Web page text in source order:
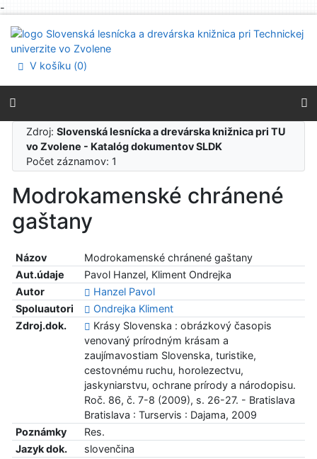
-
Prejsť na menu
Prehlásenie o webovej prístupnosti
V košíku (0)
Zdroj:Slovenská lesnícka a drevárska knižnica pri TU
vo Zvolene - Katalóg dokumentov SLDK
Počet záznamov: 1
Modrokamenské chránené
gaštany
Názov
Modrokamenské chránené gaštany
Aut.údaje
Pavol Hanzel, Kliment Ondrejka
Autor
Hanzel Pavol
Spoluautori
Ondrejka Kliment
Zdroj.dok.
Krásy Slovenska : obrázkový časopis
venovaný prírodným krásam a
zaujímavostiam Slovenska, turistike,
cestovnému ruchu, horolezectvu,
jaskyniarstvu, ochrane prírody a národopisu.
Roč. 86, č. 7-8 (2009), s. 26-27. - Bratislava
Bratislava : Turservis : Dajama, 2009
Poznámky
Res.
Jazyk dok.
slovenčina